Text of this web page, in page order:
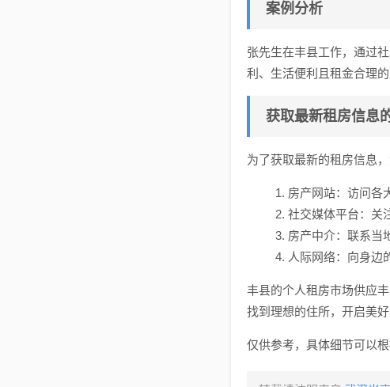
案例分析
张先生在丰县工作，通过
利、生活便利且租金合理
获取最新租房信息
为了获取最新的租房信息
房产网站：访问各
社交媒体平台：关
房产中介：联系当
人际网络：向身边
丰县的个人租房市场供应
找到理想的住所，开启美好
仅供参考，具体细节可以